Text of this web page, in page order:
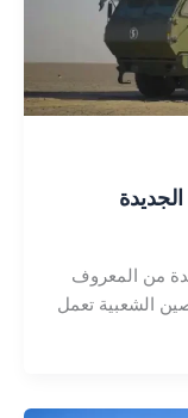
من المعروف
الشعبية تعمل